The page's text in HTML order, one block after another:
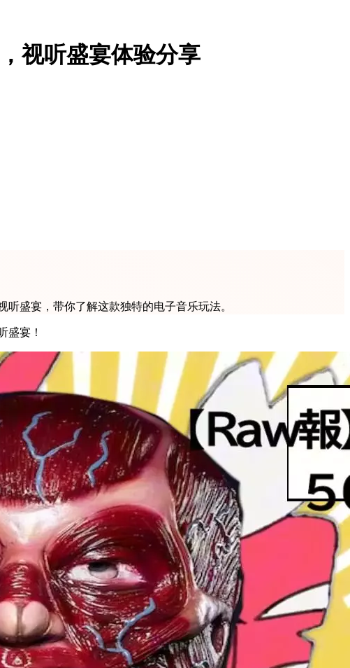
视听盛宴体验分享
盛宴，带你了解这款独特的电子音乐玩法。
盛宴！